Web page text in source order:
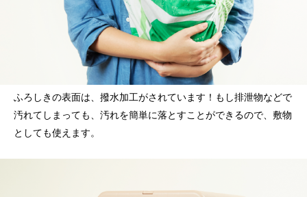
ふろしきの表面は、撥水加工がされています！もし排泄物などで
汚れてしまっても、汚れを簡単に落とすことができるので、敷物
としても使えます。